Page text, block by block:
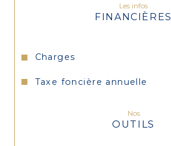
Les infos
FINANCIÈRES
Charges
Taxe foncière annuelle
Nos
OUTILS